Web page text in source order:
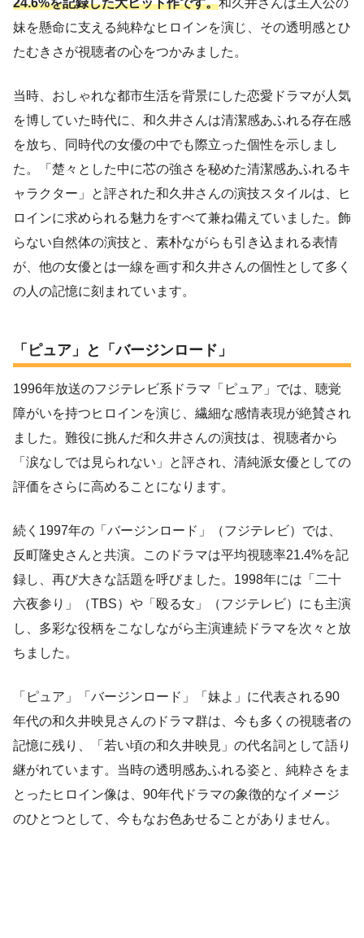
24.6%を記録した大ヒット作です。和久井さんは主人公の
妹を懸命に支える純粋なヒロインを演じ、その透明感とひ
たむきさが視聴者の心をつかみました。
当時、おしゃれな都市生活を背景にした恋愛ドラマが人気
を博していた時代に、和久井さんは清潔感あふれる存在感
を放ち、同時代の女優の中でも際立った個性を示しまし
た。「楚々とした中に芯の強さを秘めた清潔感あふれるキ
ャラクター」と評された和久井さんの演技スタイルは、ヒ
ロインに求められる魅力をすべて兼ね備えていました。飾
らない自然体の演技と、素朴ながらも引き込まれる表情
が、他の女優とは一線を画す和久井さんの個性として多く
の人の記憶に刻まれています。
「ピュア」と「バージンロード」
1996年放送のフジテレビ系ドラマ「ピュア」では、聴覚
障がいを持つヒロインを演じ、繊細な感情表現が絶賛され
ました。難役に挑んだ和久井さんの演技は、視聴者から
「涙なしでは見られない」と評され、清純派女優としての
評価をさらに高めることになります。
続く1997年の「バージンロード」（フジテレビ）では、
反町隆史さんと共演。このドラマは平均視聴率21.4%を記
録し、再び大きな話題を呼びました。1998年には「二十
六夜参り」（TBS）や「殴る女」（フジテレビ）にも主演
し、多彩な役柄をこなしながら主演連続ドラマを次々と放
ちました。
「ピュア」「バージンロード」「妹よ」に代表される90
年代の和久井映見さんのドラマ群は、今も多くの視聴者の
記憶に残り、「若い頃の和久井映見」の代名詞として語り
継がれています。当時の透明感あふれる姿と、純粋さをま
とったヒロイン像は、90年代ドラマの象徴的なイメージ
のひとつとして、今もなお色あせることがありません。